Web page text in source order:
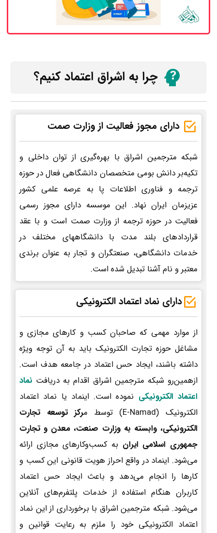
چرا به اشراق اعتماد کنیم؟
دارای مجوز فعالیت از وزارت صمت
شبکه مترجمین اشراق با بهره‌گیری از توان داخلی و
تکیه‌بر دانش بومی متخصصان دانشگاهی فعال در حوزه
ترجمه و فناوری اطلاعات پا به عرصه علمی کشور
عزیزمان ایران نهاد. این موسسه دارای مجوز رسمی
فعالیت در حوزه ترجمه از وزارت صمت است و با عقد
قراردادهای بلند مدت با دانشگاههای مختلف در
خدمات دانشگاهی، صنعتگران و تجار به عنوان برندی
معتبر و نام آشنا تبدیل شده است.
دارای نماد اعتماد الکترونیکی
از موارد مهمی که صاحبان کسب و کارهای مجازی و
مشاغل حوزه تجارت الکترونیک باید به آن توجه ویژه
داشته باشند، ایجاد حس اعتماد در جامعه هدف است.
ازهمین‌رو شبکه مترجمین اشراق اقدام به دریافت نماد
اعتماد الکترونیکی نموده است. اینماد یا نماد اعتماد
الکترونیک (E-Namad) توسط م
رکز توسعه تجارت
الکترونیکی، وابسته به وزارت صنعت، معدن و تجارت
جمهوری اسلامی ایران به کسب‌وکارهای مجازی ارائه
می‌شود. اینماد در واقع احراز هویت قانونی این کسب و
کارها را انجام می‌دهد و باعث ایجاد حس اعتماد
کاربران هنگام استفاده از خدمات پلتفرم‌های آنلاین
می‌شود. شبکه مترجمین اشراق با برخورداری از این نماد
اعتماد الکترونیکی خود را ملزم به رعایت قوانین و